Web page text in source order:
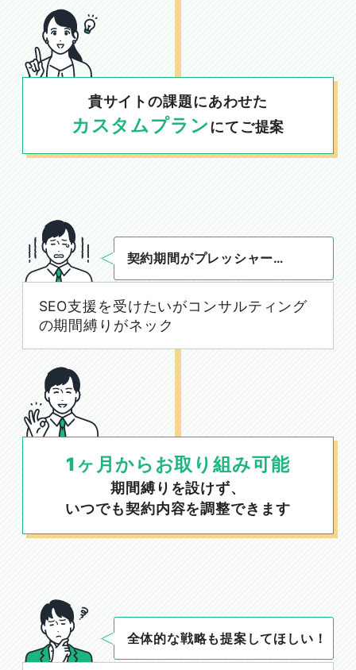
貴サイトの課題にあわせた
カスタムプランにてご提案
契約期間がプレッシャー…
SEO支援を受けたいがコンサルティング
の期間縛りがネック
1ヶ月からお取り組み可能
期間縛りを設けず、
いつでも契約内容を調整できます
全体的な戦略も提案してほしい！